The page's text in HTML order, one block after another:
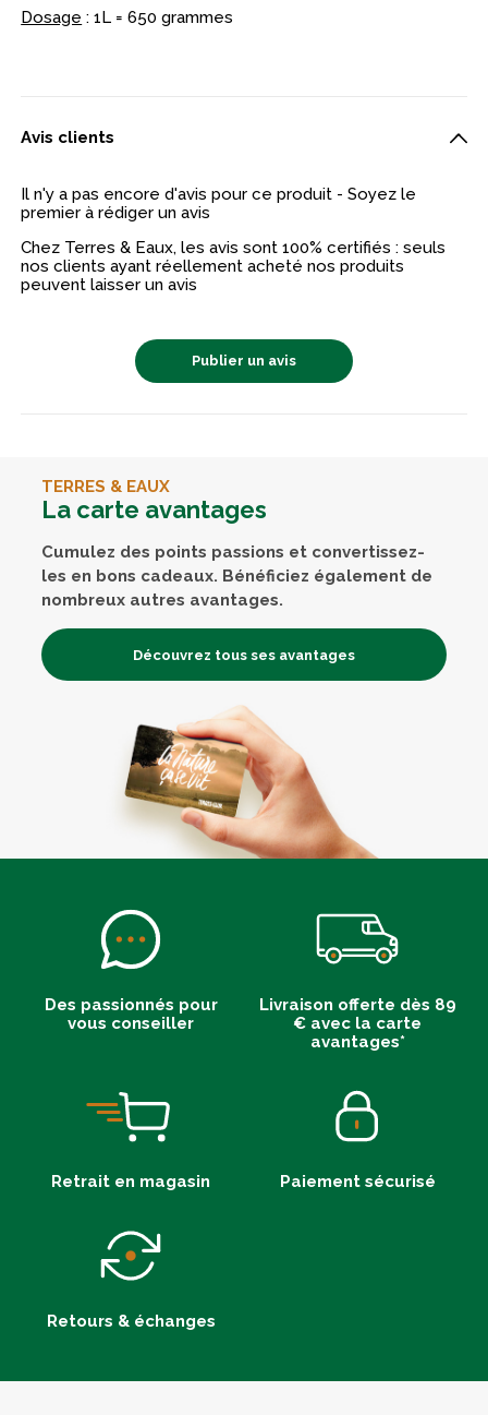
Dosage : 1L = 650 grammes
Avis clients
Il n'y a pas encore d'avis pour ce produit - Soyez le
premier à rédiger un avis
Chez Terres & Eaux, les avis sont 100% certifiés : seuls
nos clients ayant réellement acheté nos produits
peuvent laisser un avis
Publier un avis
TERRES & EAUX
La carte avantages
Cumulez des points passions et convertissez-
les en bons cadeaux. Bénéficiez également de
nombreux autres avantages.
Découvrez tous ses avantages
Des passionnés pour
vous conseiller
Livraison offerte dès 89
€ avec la carte
avantages*
Retrait en magasin Paiement sécurisé
Retours & échanges